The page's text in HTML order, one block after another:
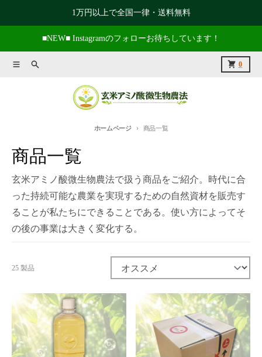
1万円以上で全国一律・送料無料
■NEW■ Instagramのフォローお待ちしています！
メニュー捜索 0
カート
ホームページ 商品一覧
商品一覧
玄米アミノ酸微生物農法で扱う商品をご紹介。時代に合
った持続可能な農業を実現するための自然資材を販売す
ることが私たちにできることである。使い方によってそ
の後の事業は大きく変化する。
25 製品